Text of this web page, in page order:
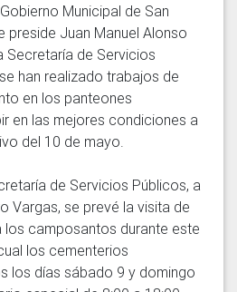
Municipal de San
preside Juan Manuel Alonso
Secretaría de Servicios
han realizado trabajos de
en los panteones
en las mejores condiciones a
del 10 de mayo.
de Servicios Públicos, a
Vargas, se prevé la visita de
camposantos durante este
los cementerios
los días sábado 9 y domingo